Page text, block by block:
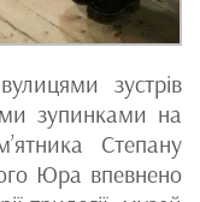
зустрів
зупинками на
Степану
Юра впевнено